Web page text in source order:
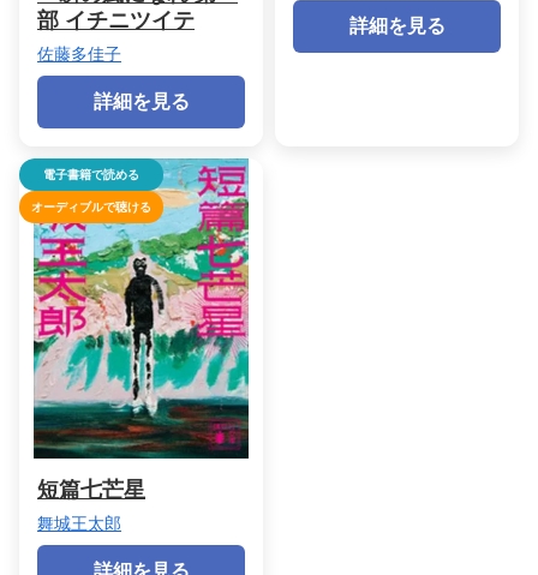
部 イチニツイテ
佐藤多佳子
詳細を見る
詳細を見る
電子書籍で読める
オーディブルで聴ける
短篇七芒星
舞城王太郎
詳細を見る